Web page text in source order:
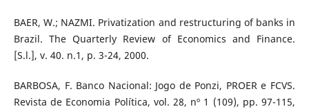
BAER, W.; NAZMI. Privatization and restructuring of banks in
Brazil. The Quarterly Review of Economics and Finance.
[S.l.], v. 40. n.1, p. 3-24, 2000.
BARBOSA, F. Banco Nacional: Jogo de Ponzi, PROER e FCVS.
Revista de Economia Política, vol. 28, nº 1 (109), pp. 97-115,